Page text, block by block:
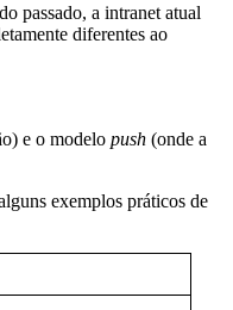
passado, a intranet atual
diferentes ao
e o modelo push (onde a
exemplos práticos de